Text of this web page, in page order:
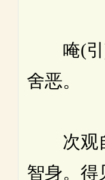
唵(引)
舍恶。
次观自
智身。得